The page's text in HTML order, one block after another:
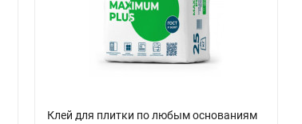
Клей для плитки по любым основаниям